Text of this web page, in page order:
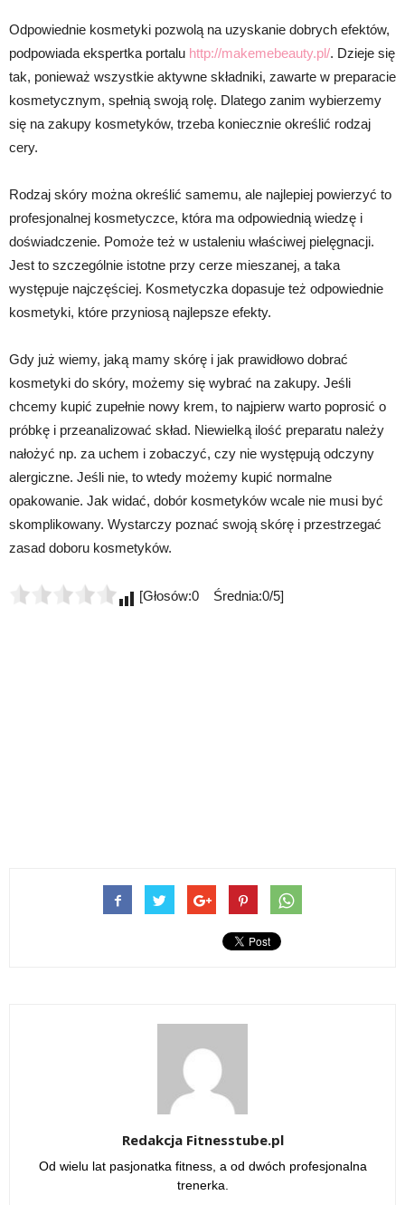
Odpowiednie kosmetyki pozwolą na uzyskanie dobrych efektów,
podpowiada ekspertka portalu http://makemebeauty.pl/. Dzieje się
tak, ponieważ wszystkie aktywne składniki, zawarte w preparacie
kosmetycznym, spełnią swoją rolę. Dlatego zanim wybierzemy
się na zakupy kosmetyków, trzeba koniecznie określić rodzaj
cery.
Rodzaj skóry można określić samemu, ale najlepiej powierzyć to
profesjonalnej kosmetyczce, która ma odpowiednią wiedzę i
doświadczenie. Pomoże też w ustaleniu właściwej pielęgnacji.
Jest to szczególnie istotne przy cerze mieszanej, a taka
występuje najczęściej. Kosmetyczka dopasuje też odpowiednie
kosmetyki, które przyniosą najlepsze efekty.
Gdy już wiemy, jaką mamy skórę i jak prawidłowo dobrać
kosmetyki do skóry, możemy się wybrać na zakupy. Jeśli
chcemy kupić zupełnie nowy krem, to najpierw warto poprosić o
próbkę i przeanalizować skład. Niewielką ilość preparatu należy
nałożyć np. za uchem i zobaczyć, czy nie występują odczyny
alergiczne. Jeśli nie, to wtedy możemy kupić normalne
opakowanie. Jak widać, dobór kosmetyków wcale nie musi być
skomplikowany. Wystarczy poznać swoją skórę i przestrzegać
zasad doboru kosmetyków.
[Głosów:0 Średnia:0/5]
Redakcja Fitnesstube.pl
Od wielu lat pasjonatka fitness, a od dwóch profesjonalna
trenerka.